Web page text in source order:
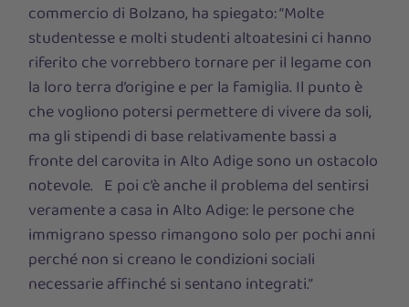
commercio di Bolzano, ha spiegato: “Molte
studentesse e molti studenti altoatesini ci hanno
riferito che vorrebbero tornare per il legame con
la loro terra d’origine e per la famiglia. Il punto è
che vogliono potersi permettere di vivere da soli,
ma gli stipendi di base relativamente bassi a
fronte del carovita in Alto Adige sono un ostacolo
notevole. E poi c’è anche il problema del sentirsi
veramente a casa in Alto Adige: le persone che
immigrano spesso rimangono solo per pochi anni
perché non si creano le condizioni sociali
necessarie affinché si sentano integrati.”